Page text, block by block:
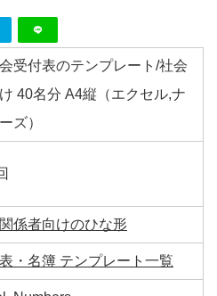
受付表のテンプレート/社会
40名分 A4縦（エクセル,ナ
ズ）
係者向けのひな形
・名簿 テンプレート一覧